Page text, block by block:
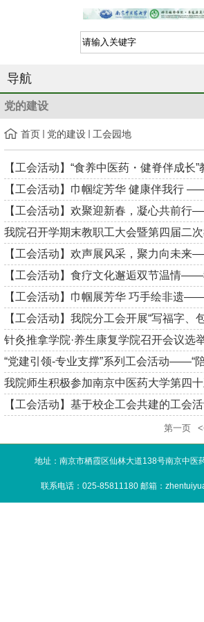
导航
党的建设
首页 党的建设 工会园地
我院师生积极参加南京中医药大学第四
第一页
地址：南京市栖霞区仙林大道138号南京中医
联系电话：025-85811180 邮箱：